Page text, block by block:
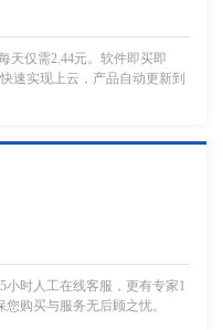
天仅需2.44元。软件即买即
速实现上云，产品自动更新到
小时人工在线客服，更有专家1
购买与服务无后顾之忧。